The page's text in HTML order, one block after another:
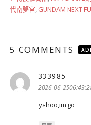
代南夢宮, GUNDAM NEXT
5 COMMENTS
333985
示:
2026-06-
yahoo,im go